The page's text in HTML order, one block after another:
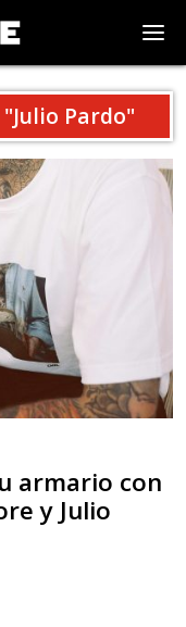
Julio Pardo"
armario con
y Julio